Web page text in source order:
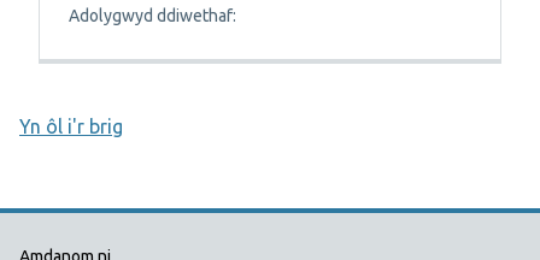
Adolygwyd ddiwethaf:
Yn ôl i'r brig